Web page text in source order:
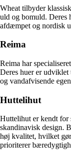
Wheat tilbyder
uld og bomuld. Deres
afdæmpet og nordisk
Reima
Reima har
Deres huer er
og vandafvisende
Huttelihut
Huttelihut er kendt for
skandinavisk design.
høj kvalitet, hvilket
prioriterer